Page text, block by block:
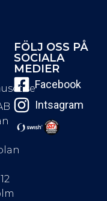
FÖLJ OSS PÅ
SOCIALA
MEDIER
Facebook
Intsagram